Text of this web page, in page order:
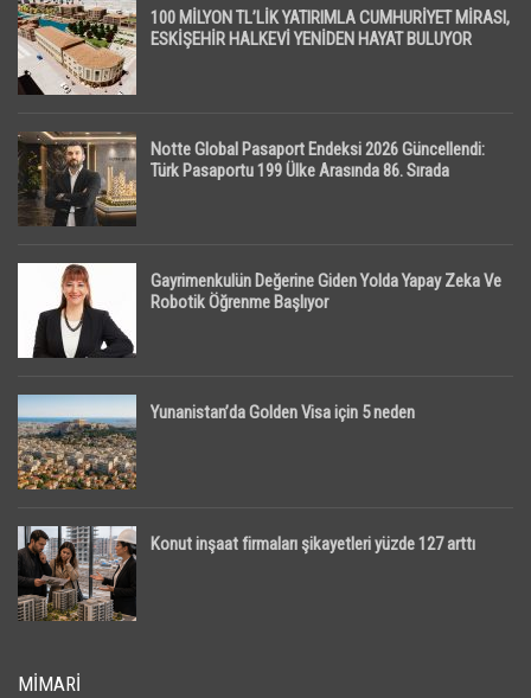
100 MİLYON TL’LİK YATIRIMLA CUMHURİYET MİRASI,
ESKİŞEHİR HALKEVİ YENİDEN HAYAT BULUYOR
Notte Global Pasaport Endeksi 2026 Güncellendi:
Türk Pasaportu 199 Ülke Arasında 86. Sırada
Gayrimenkulün Değerine Giden Yolda Yapay Zeka Ve
Robotik Öğrenme Başlıyor
Yunanistan’da Golden Visa için 5 neden
Konut inşaat firmaları şikayetleri yüzde 127 arttı
MIMARI